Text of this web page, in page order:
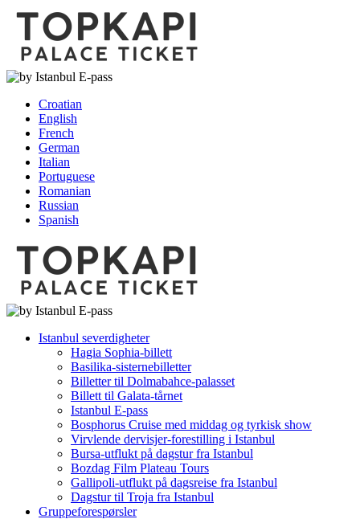
Croatian
English
French
German
Italian
Portuguese
Romanian
Russian
Spanish
Istanbul severdigheter
Hagia Sophia-billett
Basilika-sisternebilletter
Billetter til Dolmabahce-palasset
Billett til Galata-tårnet
Istanbul E-pass
Bosphorus Cruise med middag og tyrkisk show
Virvlende dervisjer-forestilling i Istanbul
Bursa-utflukt på dagstur fra Istanbul
Bozdag Film Plateau Tours
Gallipoli-utflukt på dagsreise fra Istanbul
Dagstur til Troja fra Istanbul
Gruppeforespørsler